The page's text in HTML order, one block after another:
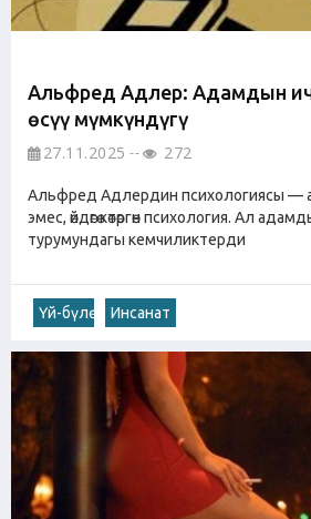
Альфред Адлер: Адамдын
өсүү мүмкүндүгү
27.11.2025 272
Альфред Адлердин психологиясы —
эмес, өйдөгө көтөргөн психология. Ал
турумундагы кемчиликтерди
Үй-бүлө Инсанат